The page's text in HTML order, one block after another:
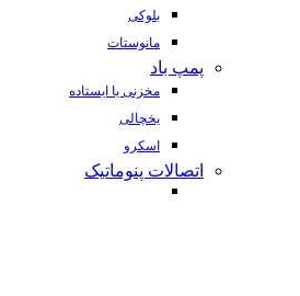
بلوکی
مانوستات
پمپ باد
مخزنی یا ایستاده
یخچالی
اسکرو
اتصالات پنوماتیک